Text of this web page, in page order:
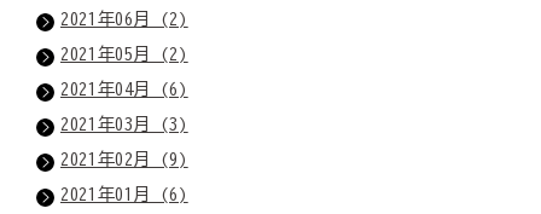
2021年06月 (2)
2021年05月 (2)
2021年04月 (6)
2021年03月 (3)
2021年02月 (9)
2021年01月 (6)